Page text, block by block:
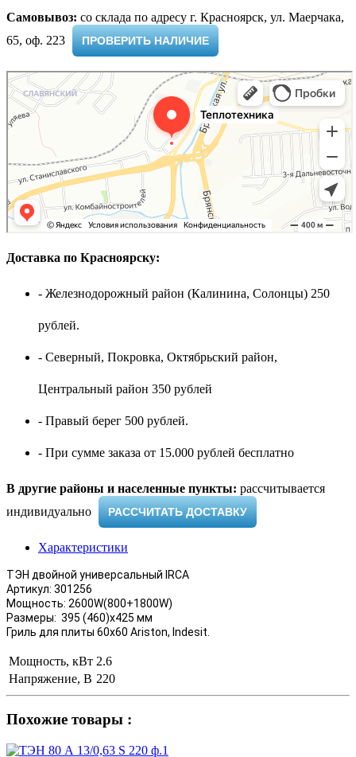
Самовывоз: cо склада по адресу г. Красноярск, ул. Маерчака,
65, оф. 223 ​
ПРОВЕРИТЬ НАЛИЧИЕ
Доставка по Красноярску:
- Железнодорожный район (Калинина, Солонцы) 250
рублей.
- Северный, Покровка, Октябрьский район,
Центральный район 350 рублей
- Правый берег 500 рублей.
- При сумме заказа от 15.000 рублей бесплатно
В другие районы и населенные пункты: рассчитывается
индивидуально ​
РАССЧИТАТЬ ДОСТАВКУ
Характеристики
ТЭН двойной универсальный IRCA
Артикул: 301256
Мощность: 2600W(800+1800W)
Размеры: 395 (460)х425 мм
Гриль для плиты 60х60 Ariston, Indesit.
Мощность, кВт 2.6
Напряжение, В 220
Похожие товары :